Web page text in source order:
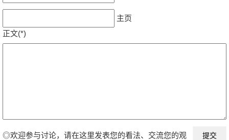
主页
正文(*)
◎欢迎参与讨论，请在这里发表您的看法、交流您的观